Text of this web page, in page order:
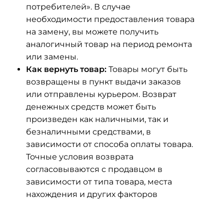
потребителей». В случае
необходимости предоставления товара
на замену, вы можете получить
аналогичный товар на период ремонта
или замены.
Как вернуть товар: Товары могут быть
возвращены в пункт выдачи заказов
или отправлены курьером. Возврат
денежных средств может быть
произведен как наличными, так и
безналичными средствами, в
зависимости от способа оплаты товара.
Точные условия возврата
согласовываются с продавцом в
зависимости от типа товара, места
нахождения и других факторов